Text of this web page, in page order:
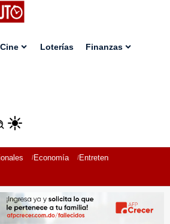
Cine Loterías Finanzas
Economía Entretenimiento